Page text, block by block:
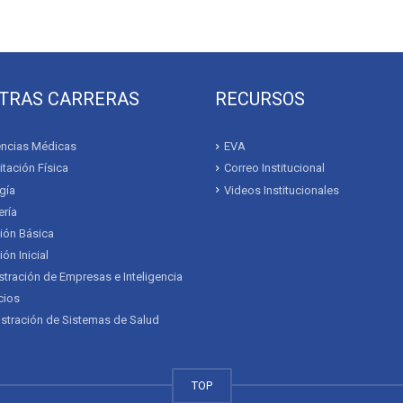
CARRERAS
Médicas
Física
Básica
Inicial
de Empresas e Inteligencia
de Sistemas de Salud
RECURSOS
EVA
Correo Institucional
Videos Institucionales
TOP